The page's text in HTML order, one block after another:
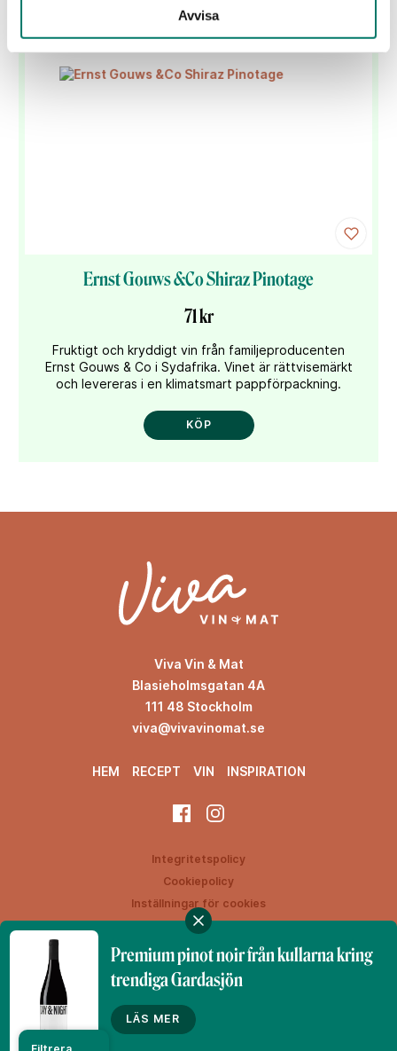
Avvisa
Ernst Gouws &Co Shiraz Pinotage
71 kr
Fruktigt och kryddigt vin från familjeproducenten
Ernst Gouws & Co i Sydafrika. Vinet är rättvisemärkt
och levereras i en klimatsmart pappförpackning.
KÖP
Viva Vin & Mat
Blasieholmsgatan 4A
111 48 Stockholm
viva@vivavinomat.se
HEM RECEPT VIN INSPIRATION
Integritetspolicy
Cookiepolicy
Inställningar för cookies
Denna webbplats drivs av Vinklubben i Norden AB
© 2026 vivavinomat.se
Premium pinot noir från kullarna kring
trendiga Gardasjön
LÄS MER